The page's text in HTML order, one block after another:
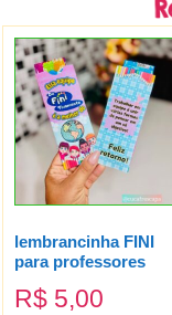
lembrancinha FINI
para professores
R$ 5,00